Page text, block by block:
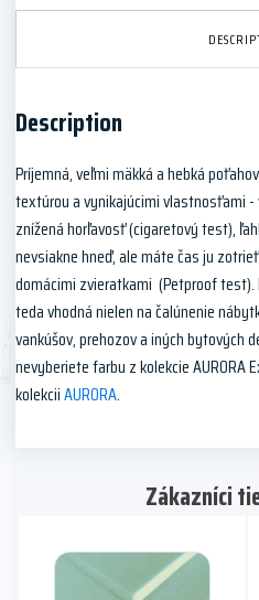
Description
Príjemná, veľmi mäkká a hebká
textúrou a vynikajúcimi vlastnosťami
znížená horľavosť (cigaretový test),
nevsiakne hneď, ale máte čas ju
domácimi zvieratkami (Petproof test).
teda vhodná nielen na čalúnenie
vankúšov, prehozov a iných bytových
nevyberiete farbu z kolekcie AURORA
kolekciiAURORA.
Zákazníci
This